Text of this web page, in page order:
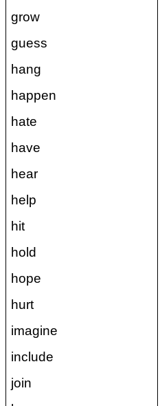
grow
guess
hang
happen
hate
have
hear
help
hit
hold
hope
hurt
imagine
include
join